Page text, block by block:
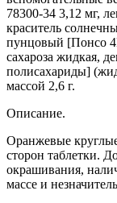
78300-34 3,12 мг,
краситель
пунцовый [Понсо
сахароза жидкая,
полисахариды]
массой 2,6 г.
Описание.
Оранжевые
сторон таблетки.
окрашивания,
массе и